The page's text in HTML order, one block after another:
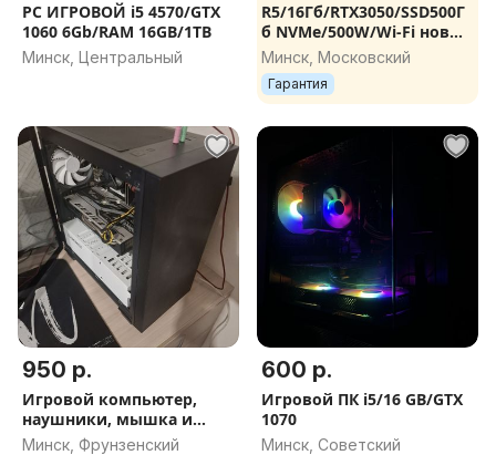
PC ИГРОВОЙ i5 4570/GTX
1060 6Gb/RAM 16GB/1TB
Минск, Центральный
R5/16Гб/RTX3050/SSD500Г
б NVMe/500W/Wi-Fi новый
игровой компьютер,
игровой ПК, компьютер
для игр
Минск, Московский
Гарантия
950 р.
Игровой компьютер,
наушники, мышка и
монитор
Минск, Фрунзенский
600 р.
Игровой ПК i5/16 GB/GTX
1070
Минск, Советский